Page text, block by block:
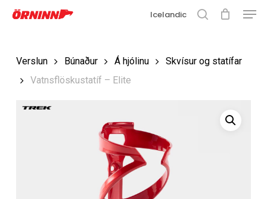
Fara
Loka
Icelandic
Verslun Búnaður Á hjólinu
Skvísur og statífar
Vatnsflöskustatíf – Elite